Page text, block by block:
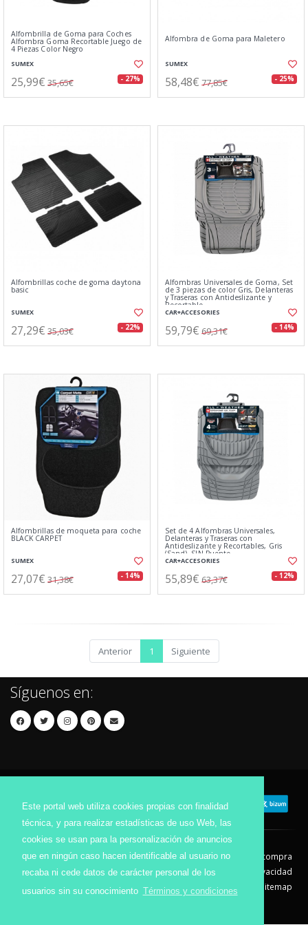
Este portal web utiliza cookies propias con finalidad
técnica, y para realizar estadísticas de uso Web, las
cookies se usan para la personalización de anuncios
que en ningún caso hacen identificable al usuario no
recaba ni cede datos de carácter personal de los
usuarios sin su conocimiento Términos y condiciones
Alfombrilla de Goma para Coches
Alfombra Goma Recortable Juego de
4 Piezas Color Negro
SUMEX
25,99€ 35,65€ - 27%
Alfombra de Goma para Maletero
SUMEX
58,48€ 77,85€ - 25%
Alfombrillas coche de goma daytona
basic
SUMEX
27,29€ 35,03€ - 22%
Alfombras Universales de Goma, Set
de 3 piezas de color Gris, Delanteras
y Traseras con Antideslizante y
Recortable
CAR+ACCESORIES
59,79€ 69,31€ - 14%
Alfombrillas de moqueta para coche
BLACK CARPET
SUMEX
27,07€ 31,38€ - 14%
Set de 4 Alfombras Universales,
Delanteras y Traseras con
Antideslizante y Recortables, Gris
(Sand), SIN Puente
CAR+ACCESORIES
55,89€ 63,37€ - 12%
Anterior 1 Siguiente
Síguenos en:
Contacto Aviso Legal
Condiciones de compra
Política de envíos
Política de devolución
Política de Privacidad
Política de Cookies
Sitemap